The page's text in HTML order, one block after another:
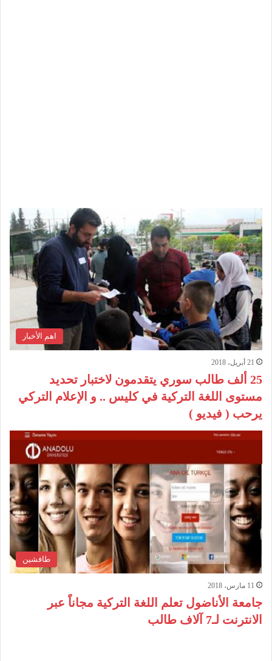
اهم الأخبار
21 أبريل، 2018
25 ألف طالب سوري يتقدمون لاختبار تحديد
مستوى اللغة التركية في كليس .. و الإعلام التركي
يرحب ( فيديو )
طافشين
11 مارس، 2018
جامعة الأناضول تعلم اللغة التركية مجاناً عبر
الانترنت لـ7 آلاف طالب